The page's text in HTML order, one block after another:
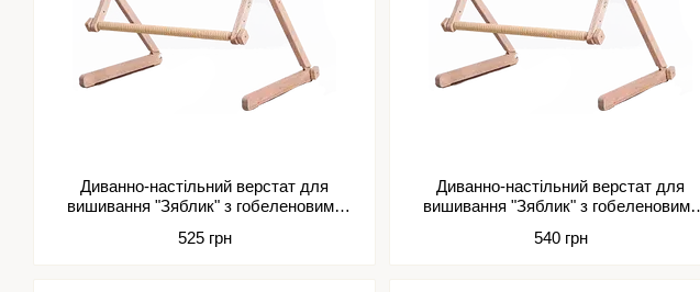
Диванно-настільний верстат для
вишивання "Зяблик" з гобеленовими
525 грн
Диванно-настільний верстат для
вишивання "Зяблик" з гобеленовими
540 грн